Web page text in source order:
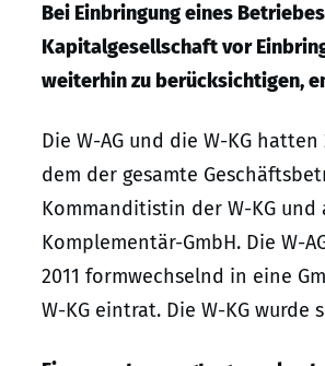
Bei Einbringung eines
Kapitalgesellschaft vor
weiterhin zu berücksichtigen,
Die W-AG und die W-KG
dem der gesamte
Kommanditistin der W-KG
Komplementär-GmbH. Die W-
2011 formwechselnd in eine
W-KG eintrat. Die W-KG wurde